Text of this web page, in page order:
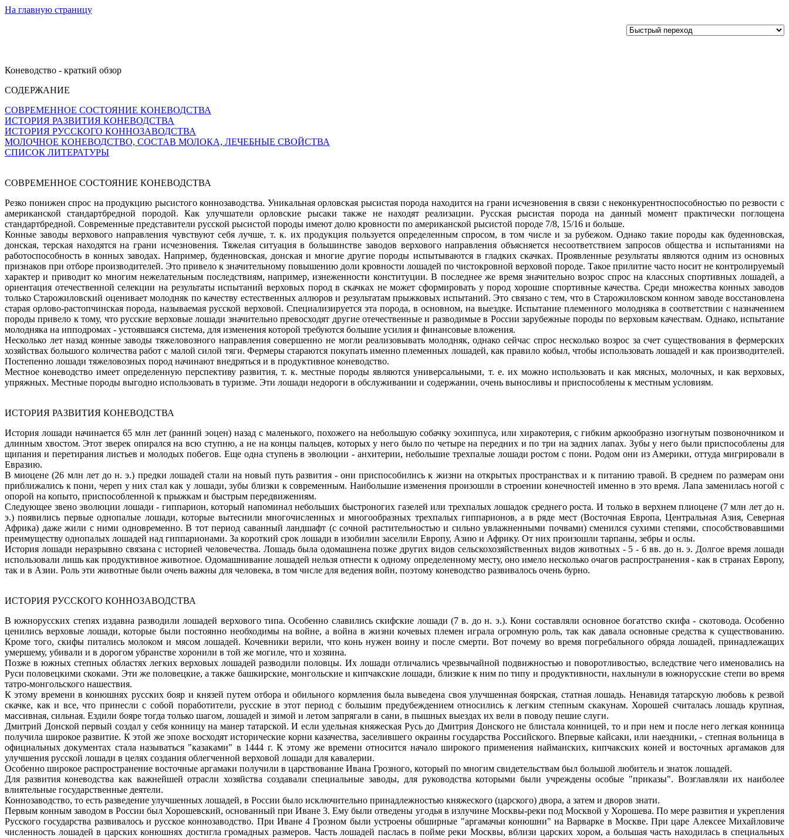
На главную страницу
Коневодство - краткий обзор
СОДЕРЖАНИЕ
СОВРЕМЕННОЕ СОСТОЯНИЕ КОНЕВОДСТВА
ИСТОРИЯ РАЗВИТИЯ КОНЕВОДСТВА
ИСТОРИЯ РУССКОГО КОННОЗАВОДСТВА
МОЛОЧНОЕ КОНЕВОДСТВО, СОСТАВ МОЛОКА, ЛЕЧЕБНЫЕ СВОЙСТВА
СПИСОК ЛИТЕРАТУРЫ
СОВРЕМЕННОЕ СОСТОЯНИЕ КОНЕВОДСТВА
Резко понижен спрос на продукцию рысистого коннозаводства. Уникальная орловская рысистая порода находится на грани исчезновения в связи с неконкурентноспособностью по резвости с
американской стандартбредной породой. Как улучшатели орловские рысаки также не находят реализации. Русская рысистая порода на данный момент практически поглощена
стандартбредной. Современные представители русской рысистой породы имеют долю кровности по американской рысистой породе 7/8, 15/16 и больше.
Конные заводы верхового направления чувствуют себя лучше, т. к. их продукция пользуется определенным спросом, в том числе и за рубежом. Однако такие породы как буденновская,
донская, терская находятся на грани исчезновения. Тяжелая ситуация в большинстве заводов верхового направления объясняется несоответствием запросов общества и испытаниями на
работоспособность в конных заводах. Например, буденновская, донская и многие другие породы испытываются в гладких скачках. Проявленные результаты являются одним из основных
признаков при отборе производителей. Это привело к значительному повышению доли кровности лошадей по чистокровной верховой породе. Такое прилитие часто носит не контролируемый
характер и приводит ко многим нежелательным последствиям, например, изнеженности конституции. В последнее же время значительно возрос спрос на классных спортивных лошадей, а
ориентация отечественной селекции на результаты испытаний верховых пород в скачках не может сформировать у пород хорошие спортивные качества. Среди множества конных заводов
только Старожиловский оценивает молодняк по качеству естественных аллюров и результатам прыжковых испытаний. Это связано с тем, что в Старожиловском конном заводе восстановлена
старая орлово-растопчинская порода, называемая русской верховой. Специализируется эта порода, в основном, на выездке. Испытание племенного молодняка в соответствии с назначением
породы привело к тому, что русские верховые лошади значительно превосходят другие отечественные и разводимые в России зарубежные породы по верховым качествам. Однако, испытание
молодняка на ипподромах - устоявшаяся система, для изменения которой требуются большие усилия и финансовые вложения.
Несколько лет назад конные заводы тяжеловозного направления совершенно не могли реализовывать молодняк, однако сейчас спрос несколько возрос за счет существования в фермерских
хозяйствах большого количества работ с малой силой тяги. Фермеры стараются покупать именно племенных лошадей, как правило кобыл, чтобы использовать лошадей и как производителей.
Постепенно лошади тяжеловозных пород начинают внедряться и в продуктивное коневодство.
Местное коневодство имеет определенную перспективу развития, т. к. местные породы являются универсальными, т. е. их можно использовать и как мясных, молочных, и как верховых,
упряжных. Местные породы выгодно использовать в туризме. Эти лошади недороги в обслуживании и содержании, очень выносливы и приспособлены к местным условиям.
ИСТОРИЯ РАЗВИТИЯ КОНЕВОДСТВА
История лошади начинается 65 млн лет (ранний эоцен) назад с маленького, похожего на небольшую собачку эохиппуса, или хиракотерия, с гибким аркообразно изогнутым позвоночником и
длинным хвостом. Этот зверек опирался на всю ступню, а не на концы пальцев, которых у него было по четыре на передних и по три на задних лапах. Зубы у него были приспособлены для
щипания и перетирания листьев и молодых побегов. Еще одна ступень в эволюции - анхитерии, небольшие трехпалые лошади ростом с пони. Родом они из Америки, оттуда мигрировали в
Евразию.
В миоцене (26 млн лет до н. э.) предки лошадей стали на новый путь развития - они приспособились к жизни на открытых пространствах и к питанию травой. В среднем по размерам они
приближались к пони, череп у них стал как у лошади, зубы близки к современным. Наибольшие изменения произошли в строении конечностей именно в это время. Лапа заменилась ногой с
опорой на копыто, приспособленной к прыжкам и быстрым передвижениям.
Следующее звено эволюции лошади - гиппарион, который напоминал небольших быстроногих газелей или трехпалых лошадок среднего роста. И только в верхнем плиоцене (7 млн лет до н.
э.) появились первые однопалые лошади, которые вытеснили многочисленных и многообразных трехпалых гиппарионов, а в ряде мест (Восточная Европа, Центральная Азия, Северная
Африка) даже жили с ними одновременно. В тот период саванный ландшафт (с сочной растительностью и сильно увлажненными почвами) сменился сухими степями, способствовавшими
преимуществу однопалых лошадей над гиппарионами. За короткий срок лошади в изобилии заселили Европу, Азию и Африку. От них произошли тарпаны, зебры и ослы.
История лошади неразрывно связана с историей человечества. Лошадь была одомашнена позже других видов сельскохозяйственных видов животных - 5 - 6 вв. до н. э. Долгое время лошади
использовали лишь как продуктивное животное. Одомашнивание лошадей нельзя отнести к одному определенному месту, оно имело несколько очагов распространения - как в странах Европу,
так и в Азии. Роль эти животные были очень важны для человека, в том числе для ведения войн, поэтому коневодство развивалось очень бурно.
ИСТОРИЯ РУССКОГО КОННОЗАВОДСТВА
В южнорусских степях издавна разводили лошадей верхового типа. Особенно славились скифские лошади (7 в. до н. э.). Кони составляли основное богатство скифа - скотовода. Особенно
ценились верховые лошади, которые были постоянно необходимы на войне, а война в жизни кочевых племен играла огромную роль, так как давала основные средства к существованию.
Кроме того, скифы питались молоком и мясом лошадей. Кочевники верили, что конь нужен воину и после смерти. Вот почему во время погребального обряда лошадей, принадлежащих
умершему, убивали и в дорогом убранстве хоронили в той же могиле, что и хозяина.
Позже в южных степных областях легких верховых лошадей разводили половцы. Их лошади отличались чрезвычайной подвижностью и поворотливостью, вследствие чего именовались на
Руси половецкими скоками. Эти же половецкие, а также башкирские, монгольские и кипчакские лошади, близкие к ним по типу и продуктивности, нахлынули в южнорусские степи во время
татро-монгольского нашествия.
К этому времени в конюшнях русских бояр и князей путем отбора и обильного кормления была выведена своя улучшенная боярская, статная лошадь. Ненавидя татарскую любовь к резвой
скачке, как и все, что принесли с собой поработители, русские в этот период с большим предубеждением относились к легким степным скакунам. Хорошей считалась лошадь крупная,
массивная, сильная. Ездили бояре тогда только шагом, лошадей и зимой и летом запрягали в сани, в пышных выездах их вели в поводу пешие слуги.
Дмитрий Донской первый создал у себя конницу на манер татарской. И если удельная княжеская Русь до Дмитрия Донского не блистала конницей, то и при нем и после него легкая конница
получила широкое развитие. К этой же эпохе восходят исторические корни казачества, заселившего окраины государства Российского. Впервые кайсаки, или наездники, - степная вольница в
официальных документах стала называться "казаками" в 1444 г. К этому же времени относится начало широкого применения найманских, кипчакских коней и восточных аргамаков для
улучшения русской лошади в целях создания облегченной верховой лошади для кавалерии.
Особенно широкое распространение восточные аргамаки получили в царствование Ивана Грозного, который по многим свидетельствам был большой любитель и знаток лошадей.
Для развития коневодства как важнейшей отрасли хозяйства создавали специальные заводы, для руководства которыми были учреждены особые "приказы". Возглавляли их наиболее
влиятельные государственные деятели.
Коннозаводство, то есть разведение улучшенных лошадей, в России было исключительно принадлежностью княжеского (царского) двора, а затем и дворов знати.
Первым конным заводом в России был Хорошевский, основанный при Иване 3. Ему были отведены угодья в излучине Москвы-реки под Москвой у Хорошева. По мере развития и укрепления
Русского государства развивалось и русское коннозаводство. При Иване 4 Грозном были устроены обширные "аргамачьи конюшни" на Варварке в Москве. При царе Алексее Михайловиче
численность лошадей в царских конюшнях достигла громадных размеров. Часть лошадей паслась в пойме реки Москвы, вблизи царских хором, а большая часть находилась в специальных